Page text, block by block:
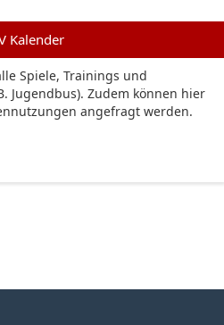
Kalender
Spiele, Trainings und
Jugendbus). Zudem können hier
angefragt werden.